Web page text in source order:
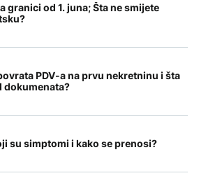
granici od 1. juna; Šta ne smijete
PDV-a na prvu nekretninu i šta
dokumenata?
su simptomi i kako se prenosi?